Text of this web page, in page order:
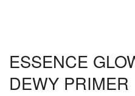
ESSENCE
DEWY PRIMER